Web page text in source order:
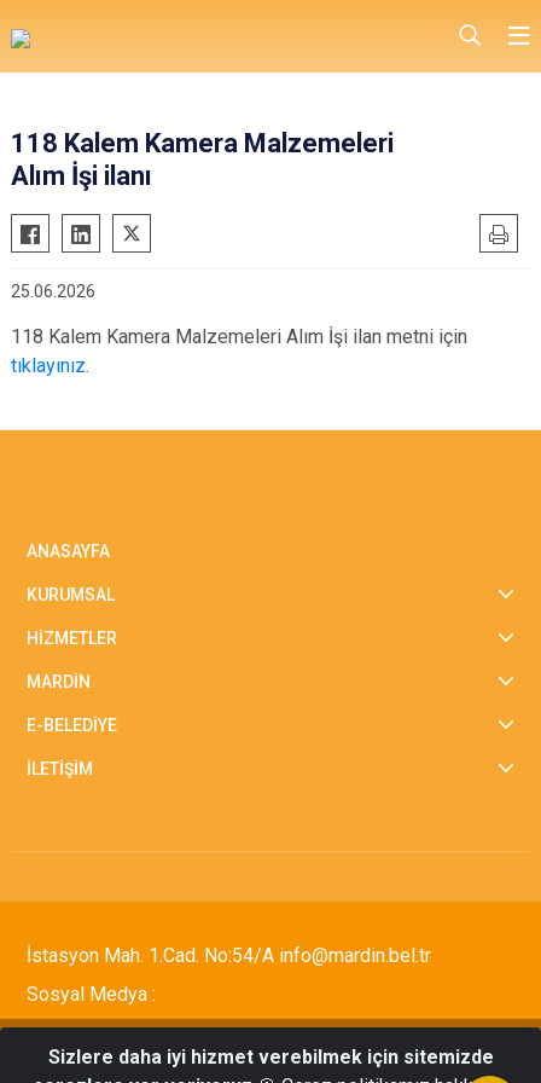
118 Kalem Kamera Malzemeleri
Alım İşi ilanı
25.06.2026
118 Kalem Kamera Malzemeleri Alım İşi ilan metni için
tıklayınız.
ANASAYFA
KURUMSAL
HİZMETLER
MARDİN
E-BELEDİYE
İLETİŞİM
İstasyon Mah. 1.Cad. No:54/A info@mardin.bel.tr
Sosyal Medya :
Tüm Hakları Saklıdır © 2021 Mardin Büyükşehir
Sizlere daha iyi hizmet verebilmek için sitemizde